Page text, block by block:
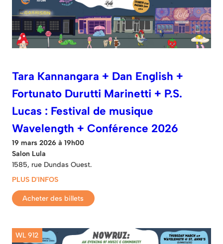
Tara Kannangara + Dan English +
Fortunato Durutti Marinetti + P.S.
Lucas : Festival de musique
Wavelength + Conférence 2026
19 mars 2026 à 19h00
Salon Lula
1585, rue Dundas Ouest.
PLUS D'INFOS
Acheter des billets
WL 912